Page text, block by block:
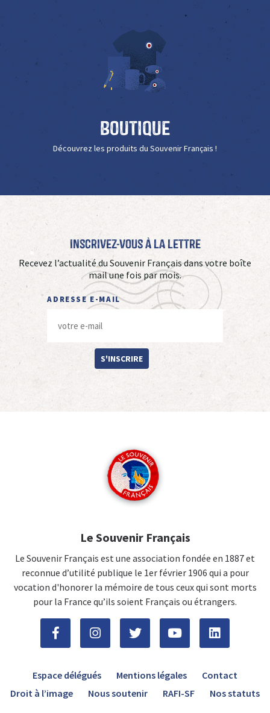
Boutique
Découvrez les produits du Souvenir Français !
Inscrivez-vous à La Lettre
Recevez l’actualité du Souvenir Français dans votre boîte
mail une fois par mois.
ADRESSE E-MAIL
S'INSCRIRE
Le Souvenir Français
Le Souvenir Français est une association fondée en 1887 et
reconnue d’utilité publique le 1er février 1906 qui a pour
vocation d'honorer la mémoire de tous ceux qui sont morts
pour la France qu’ils soient Français ou étrangers.
Espace délégués Mentions légales
Contact
Droit à l’image
Nous soutenir RAFI-SF Nos statuts